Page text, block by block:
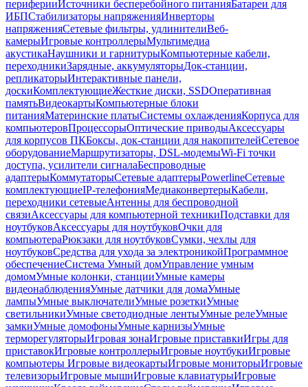
периферииИсточники бесперебойного питанияБатареи для
ИБПСтабилизаторы напряженияИнверторы
напряженияСетевые фильтры, удлинителиВеб-
камерыИгровые контроллерыМультимедиа
акустикаНаушники и гарнитурыКомпьютерные кабели,
переходникиЗарядные, аккумуляторыДок-станции,
репликаторыИнтерактивные панели,
доскиКомплектующиеЖесткие диски, SSDОперативная
памятьВидеокартыКомпьютерные блоки
питанияМатеринские платыСистемы охлажденияКорпуса для
компьютеровПроцессорыОптические приводыАксессуары
для корпусов ПКБоксы, док-станции для накопителейСетевое
оборудованиеМаршрутизаторы, DSL-модемыWi-Fi точки
доступа, усилители сигналаБеспроводные
адаптерыКоммутаторыСетевые адаптерыPowerlineСетевые
комплектующиеIP-телефонияМедиаконвертерыКабели,
переходники сетевыеАнтенны для беспроводной
связиАксессуары для компьютерной техникиПодставки для
ноутбуковАксессуары для ноутбуковОчки для
компьютераРюкзаки для ноутбуковСумки, чехлы для
ноутбуковСредства для ухода за электроникойПрограммное
обеспечениеСистема Умный домУправление умным
домомУмные колонки, станцииУмные камеры
видеонаблюденияУмные датчики для домаУмные
лампыУмные выключателиУмные розеткиУмные
светильникиУмные светодиодные лентыУмные релеУмные
замкиУмные домофоныУмные карнизыУмные
терморегуляторыИгровая зонаИгровые приставкиИгры для
приставокИгровые контроллерыИгровые ноутбукиИгровые
компьютеры Игровые видеокартыИгровые мониторыИгровые
телевизорыИгровые мышиИгровые клавиатурыИгровые